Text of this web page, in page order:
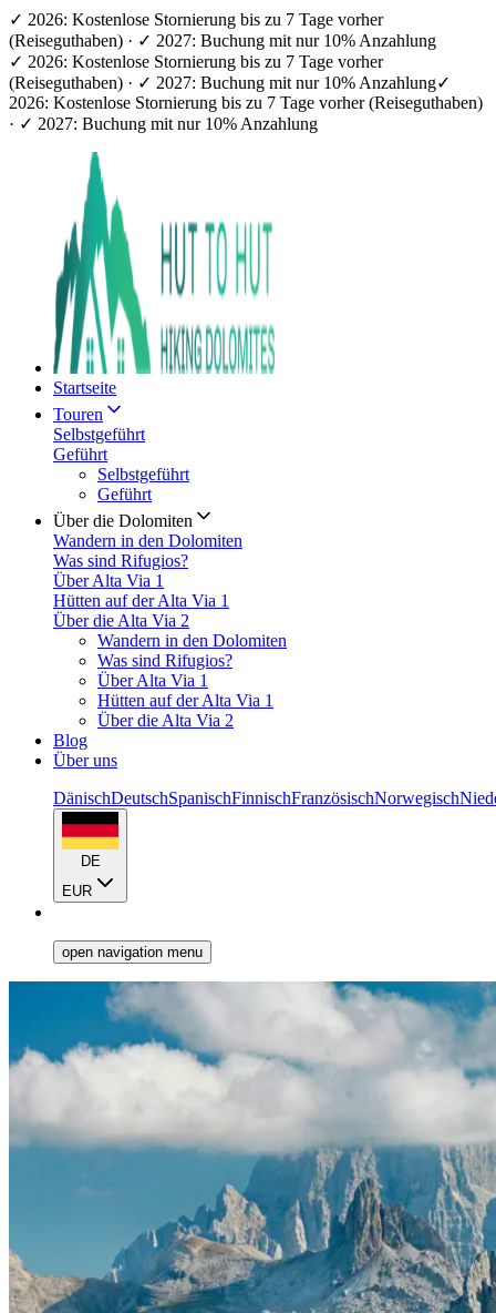
✓ 2026: Kostenlose Stornierung bis zu 7 Tage vorher
(Reiseguthaben) · ✓ 2027: Buchung mit nur 10% Anzahlung
✓ 2026: Kostenlose Stornierung bis zu 7 Tage vorher
(Reiseguthaben) · ✓ 2027: Buchung mit nur 10% Anzahlung✓
2026: Kostenlose Stornierung bis zu 7 Tage vorher (Reiseguthaben)
· ✓ 2027: Buchung mit nur 10% Anzahlung
Startseite
Touren
Selbstgeführt
Geführt
Selbstgeführt
Geführt
Über die Dolomiten
Wandern in den Dolomiten
Was sind Rifugios?
Über Alta Via 1
Hütten auf der Alta Via 1
Über die Alta Via 2
Wandern in den Dolomiten
Was sind Rifugios?
Über Alta Via 1
Hütten auf der Alta Via 1
Über die Alta Via 2
Blog
Über uns
DänischDeutschSpanischFinnischFranzösischNorwegisch
DE
EUR
open navigation menu